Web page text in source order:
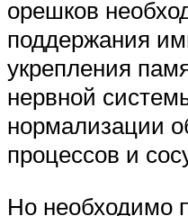
орешков
поддержания
укрепления
нервной
нормализации
процессов и
Но необходимо